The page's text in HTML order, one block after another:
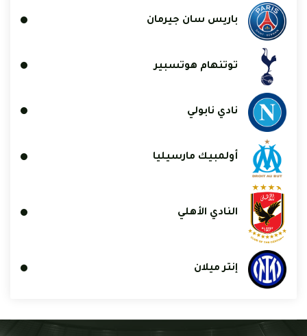
باريس سان جيرمان
توتنهام هوتسبير
نادي نابولي
أولمبيك مارسيليا
النادي الأهلي
إنتر ميلان